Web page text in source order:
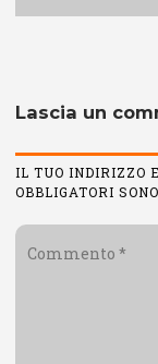
Lascia un
IL TUO INDIRIZZO
OBBLIGATORI